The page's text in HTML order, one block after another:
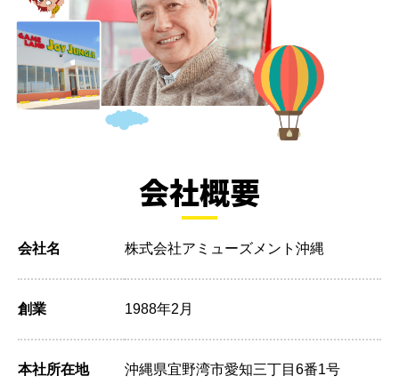
会社概要
会社名 株式会社アミューズメント沖縄
創業 1988年2月
本社所在地 沖縄県宜野湾市愛知三丁目6番1号